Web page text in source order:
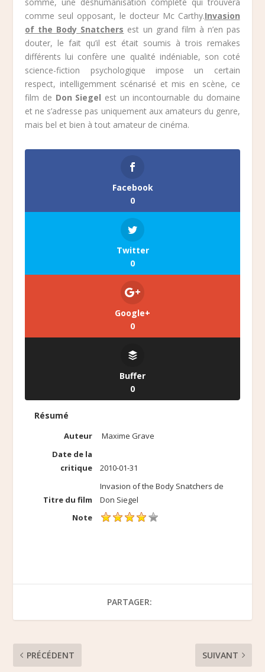
comme seul opposant, le docteur Mc Carthy.Invasion
of the Body Snatchers est un grand film à n’en pas
douter, le fait qu’il est était soumis à trois remakes
différents lui confère une qualité indéniable, son coté
science-fiction psychologique impose un certain
respect, intelligemment scénarisé et mis en scène, ce
film de Don Siegel est un incontournable du domaine
et ne s’adresse pas uniquement aux amateurs du genre,
mais bel et bien à tout amateur de cinéma.
Facebook
0
Twitter
0
Google+
0
Buffer
0
Résumé
Auteur
Maxime Grave
Date de la
critique
2010-01-31
Titre du film
Invasion of the Body Snatchers de
Don Siegel
Note
PARTAGER:
PRÉCÉDENT SUIVANT